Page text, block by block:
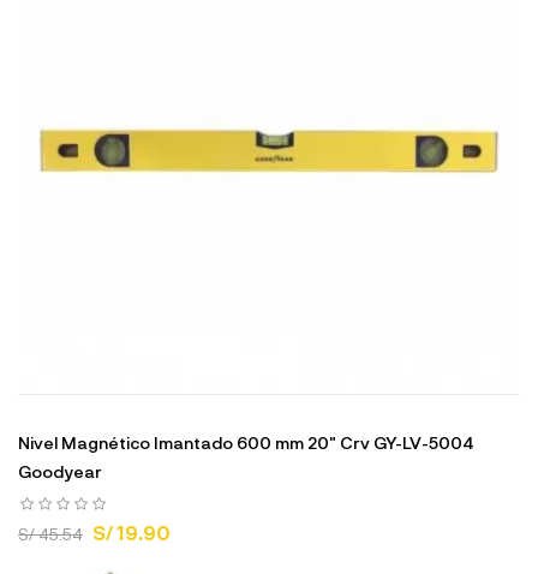
Nivel Magnético Imantado 600 mm 20" Crv GY-LV-5004
Goodyear
S/ 45.54 S/ 19.90